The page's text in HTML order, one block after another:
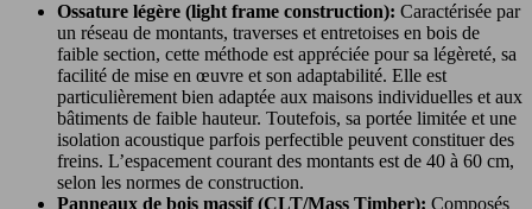
Ossature légère (light frame construction): Caractérisée par
un réseau de montants, traverses et entretoises en bois de
faible section, cette méthode est appréciée pour sa légèreté, sa
facilité de mise en œuvre et son adaptabilité. Elle est
particulièrement bien adaptée aux maisons individuelles et aux
bâtiments de faible hauteur. Toutefois, sa portée limitée et une
isolation acoustique parfois perfectible peuvent constituer des
freins. L’espacement courant des montants est de 40 à 60 cm,
selon les normes de construction.
Panneaux de bois massif (CLT/Mass Timber): Composés